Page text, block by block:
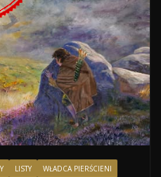
LISTY WŁADCA PIERŚCIENI